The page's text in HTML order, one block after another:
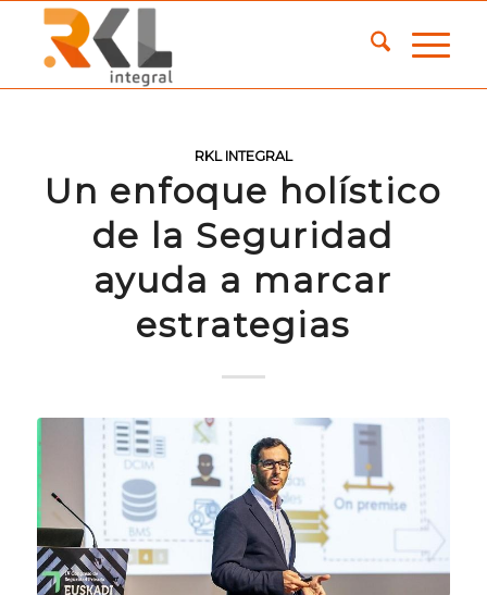
RKL INTEGRAL
Un enfoque holístico
de la Seguridad
ayuda a marcar
estrategias